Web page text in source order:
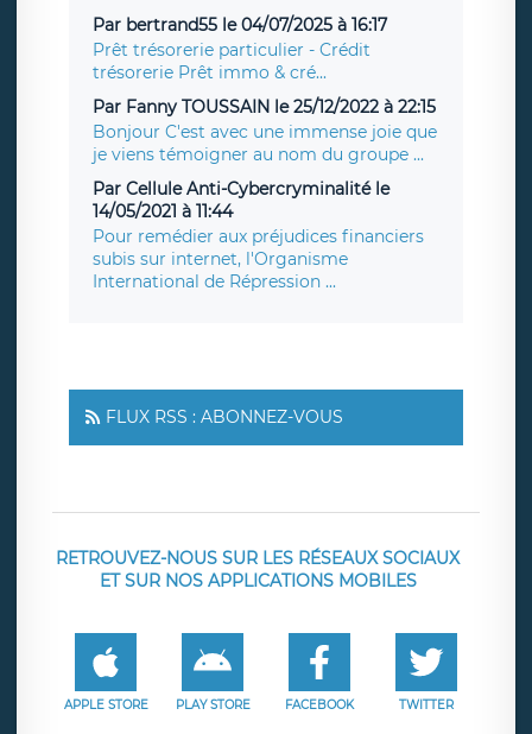
Par bertrand55 le 04/07/2025 à 16:17
Prêt trésorerie particulier - Crédit
trésorerie Prêt immo & cré...
Par Fanny TOUSSAIN le 25/12/2022 à 22:15
Bonjour C'est avec une immense joie que
je viens témoigner au nom du groupe ...
Par Cellule Anti-Cybercryminalité le
14/05/2021 à 11:44
Pour remédier aux préjudices financiers
subis sur internet, l'Organisme
International de Répression ...
FLUX RSS : ABONNEZ-VOUS
RETROUVEZ-NOUS SUR LES RÉSEAUX SOCIAUX
ET SUR NOS APPLICATIONS MOBILES
APPLE STORE PLAY STORE FACEBOOK TWITTER